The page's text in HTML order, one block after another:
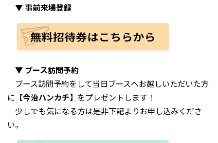
▼ 事前来場登録
▼ ブース訪問予約
ブース訪問予約をして当日ブースへお越しいただいた方
に【今治ハンカチ】 をプレゼントします！
少しでも気になる方は是非下記よりお申し込みくださ
い。